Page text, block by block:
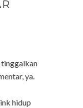
ya.
hidup